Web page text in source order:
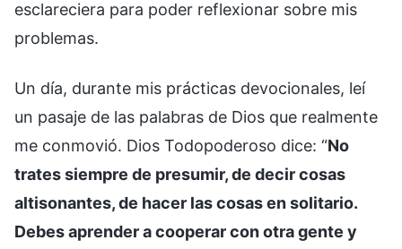
esclareciera para poder reflexionar sobre mis
problemas.
Un día, durante mis prácticas devocionales, leí
un pasaje de las palabras de Dios que realmente
me conmovió. Dios Todopoderoso dice: “No
trates siempre de presumir, de decir cosas
altisonantes, de hacer las cosas en solitario.
Debes aprender a cooperar con otra gente y